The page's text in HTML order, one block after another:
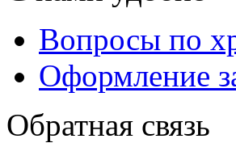
Вопросы по
Оформление
Обратная связь